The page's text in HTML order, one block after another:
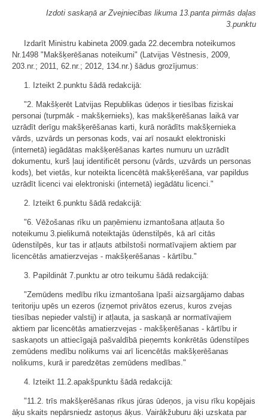
Izdoti saskaņā ar Zvejniecības likuma 13.panta pirmās daļas
3.punktu
Izdarīt Ministru kabineta 2009.gada 22.decembra noteikumos
Nr.1498 "Makšķerēšanas noteikumi" (Latvijas Vēstnesis, 2009,
203.nr.; 2011, 62.nr.; 2012, 134.nr.) šādus grozījumus:
1. Izteikt 2.punktu šādā redakcijā:
"2. Makšķerēt Latvijas Republikas ūdeņos ir tiesības fiziskai
personai (turpmāk - makšķernieks), kas makšķerēšanas laikā var
uzrādīt derīgu makšķerēšanas karti, kurā norādīts makšķernieka
vārds, uzvārds un personas kods, vai arī nosaukt elektroniski
(internetā) iegādātas makšķerēšanas kartes numuru un uzrādīt
dokumentu, kurš ļauj identificēt personu (vārds, uzvārds un personas
kods), bet vietās, kur noteikta licencētā makšķerēšana, var papildus
uzrādīt licenci vai elektroniski (internetā) iegādātu licenci."
2. Izteikt 6.punktu šādā redakcijā:
"6. Vēžošanas rīku un paņēmienu izmantošana atļauta šo
noteikumu 3.pielikumā noteiktajās ūdenstilpēs, kā arī citās
ūdenstilpēs, kur tas ir atļauts atbilstoši normatīvajiem aktiem par
licencētās amatierzvejas - makšķerēšanas - kārtību."
3. Papildināt 7.punktu ar otro teikumu šādā redakcijā:
"Zemūdens medību rīku izmantošana īpaši aizsargājamo dabas
teritoriju upēs un ezeros (izņemot privātos ezerus, kuros zvejas
tiesības nepieder valstij) ir atļauta, ja saskaņā ar normatīvajiem
aktiem par licencētās amatierzvejas - makšķerēšanas - kārtību ir
saskaņots un attiecīgajā pašvaldībā pieņemts konkrētās ūdenstilpes
zemūdens medību nolikums vai arī licencētās makšķerēšanas
nolikums, kurā ir paredzētas zemūdens medības."
4. Izteikt 11.2.apakšpunktu šādā redakcijā:
"11.2. trīs makšķerēšanas rīkus jūras ūdeņos, ja visu rīku kopējais
āķu skaits nepārsniedz astoņus āķus. Vairākžuburu āķi uzskata par